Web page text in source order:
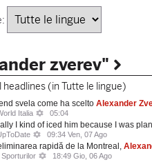
zverev"
headlines (in Tutte le lingue)
svela come ha scelto Alexander
Italia 05:04
I kind of iced him because I was
09:34 Ven, 07 Ago
rapidă de la Montreal,
18:49 Gio, 06 Ago